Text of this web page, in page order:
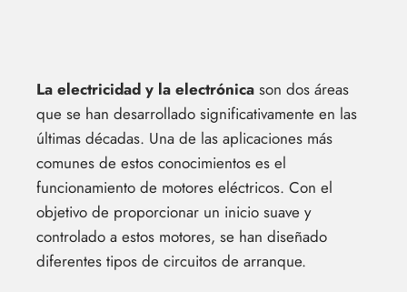
La electricidad y la electrónica son dos áreas
que se han desarrollado significativamente en las
últimas décadas. Una de las aplicaciones más
comunes de estos conocimientos es el
funcionamiento de motores eléctricos. Con el
objetivo de proporcionar un inicio suave y
controlado a estos motores, se han diseñado
diferentes tipos de circuitos de arranque.